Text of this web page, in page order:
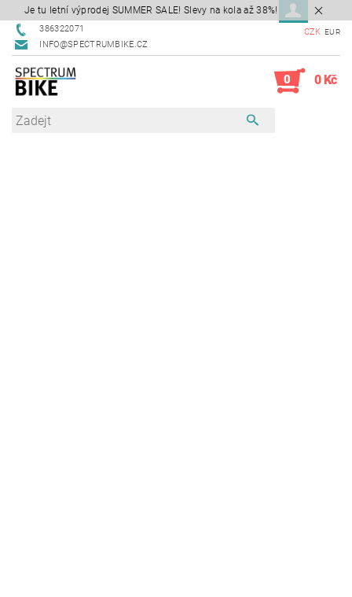
Je tu letní výprodej SUMMER SALE! Slevy na kola až 38%!
386322071
INFO@SPECTRUMBIKE.CZ
CZK EUR
0 0 Kč